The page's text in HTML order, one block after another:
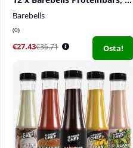
Barebells
0
€27.43€36.71 Osta!